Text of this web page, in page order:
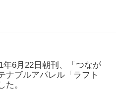
年6月22日朝刊、「つなが
ナブルアパレル「ラフト
た。